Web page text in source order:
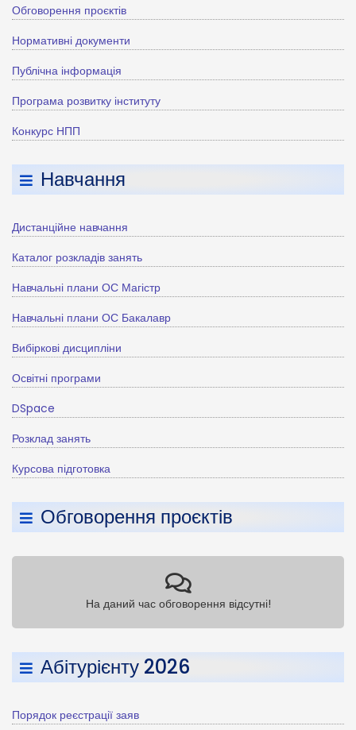
Обговорення проєктів
Нормативні документи
Публічна інформація
Програма розвитку інституту
Конкурс НПП
Навчання
Дистанційне навчання
Каталог розкладів занять
Навчальні плани ОС Магістр
Навчальні плани ОС Бакалавр
Вибіркові дисципліни
Освітні програми
DSpace
Розклад занять
Курсова підготовка
Обговорення проєктів
На даний час обговорення відсутні!
Абітурієнту 2026
Порядок реєстрації заяв